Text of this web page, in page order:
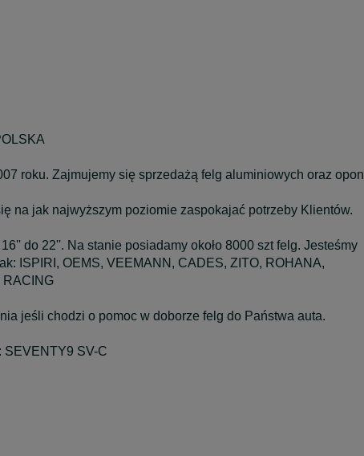
roku. Zajmujemy się sprzedażą felg aluminiowych oraz opon
na jak najwyższym poziomie zaspokajać potrzeby Klientów.
do 22''. Na stanie posiadamy około 8000 szt felg. Jesteśmy
ISPIRI, OEMS, VEEMANN, CADES, ZITO, ROHANA,
RACING
jeśli chodzi o pomoc w doborze felg do Państwa auta.
SEVENTY9 SV-C